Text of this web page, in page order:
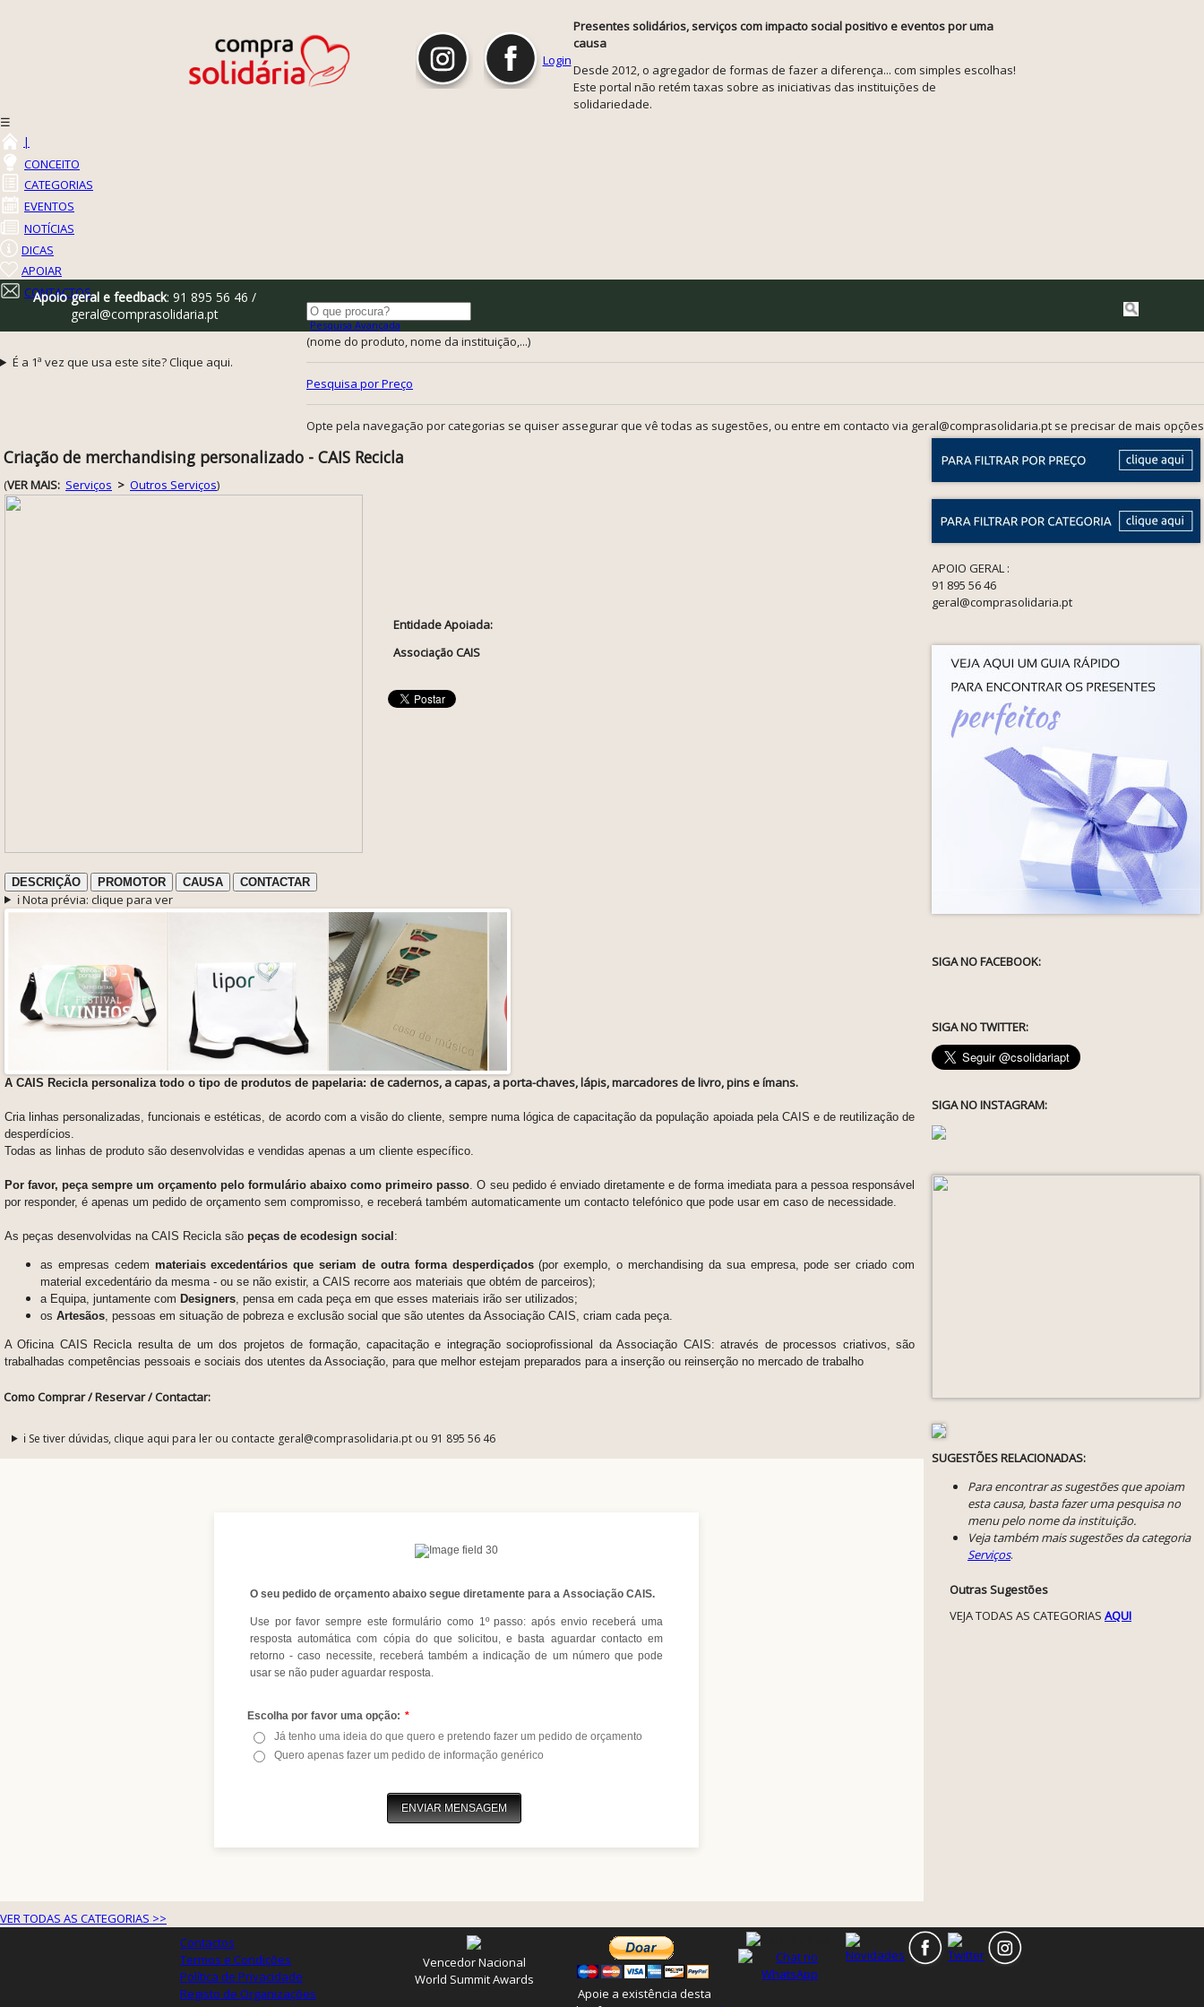
Login
Presentes solidários, serviços com impacto social positivo e eventos por uma
causa
Desde 2012, o agregador de formas de fazer a diferença... com simples escolhas!
Este portal não retém taxas sobre as iniciativas das instituições de
solidariedade.
☰
|
CONCEITO
CATEGORIAS
EVENTOS
NOTÍCIAS
DICAS
APOIAR
CONTACTOS
Pesquisa Avançada
(nome do produto, nome da instituição,...)
Pesquisa por Preço
Opte pela navegação por categorias se quiser assegurar que vê todas as sugestões, ou entre em contacto via geral@comprasolidaria.pt se precisar de mais opções
Apoio geral e feedback: 91 895 56 46 /
geral@comprasolidaria.pt
É a 1ª vez que usa este site? Clique aqui.
Criação de merchandising personalizado - CAIS Recicla
(VER MAIS: Serviços > Outros Serviços)
Entidade Apoiada:
Associação CAIS
DESCRIÇÃO PROMOTOR CAUSA CONTACTAR
ℹ️ Nota prévia: clique para ver
A CAIS Recicla personaliza todo o tipo de produtos de papelaria: de cadernos, a capas, a porta-chaves, lápis, marcadores de livro, pins e ímans.
Cria linhas personalizadas, funcionais e estéticas, de acordo com a visão do cliente, sempre numa lógica de capacitação da população apoiada pela CAIS e de reutilização de
desperdícios.
Todas as linhas de produto são desenvolvidas e vendidas apenas a um cliente específico.
Por favor, peça sempre um orçamento pelo formulário abaixo como primeiro passo . O seu pedido é enviado diretamente e de forma imediata para a pessoa responsável
por responder, é apenas um pedido de orçamento sem compromisso, e receberá também automaticamente um contacto telefónico que pode usar em caso de necessidade.
As peças desenvolvidas na CAIS Recicla são peças de ecodesign social:
as empresas cedem materiais excedentários que seriam de outra forma desperdiçados(por exemplo, o merchandising da sua empresa, pode ser criado com
material excedentário da mesma - ou se não existir, a CAIS recorre aos materiais que obtém de parceiros);
a Equipa, juntamente com Designers , pensa em cada peça em que esses materiais irão ser utilizados;
os Artesãos , pessoas em situação de pobreza e exclusão social que são utentes da Associação CAIS, criam cada peça.
A Oficina CAIS Recicla resulta de um dos projetos de formação, capacitação e integração socioprofissional da Associação CAIS: através de processos criativos, são
trabalhadas competências pessoais e sociais dos utentes da Associação, para que melhor estejam preparados para a inserção ou reinserção no mercado de trabalho
Como Comprar / Reservar / Contactar:
ℹ️ Se tiver dúvidas, clique aqui para ler ou contacte geral@comprasolidaria.pt ou 91 895 56 46
APOIO GERAL :
91 895 56 46
geral@comprasolidaria.pt
SIGA NO FACEBOOK:
SIGA NO TWITTER:
SIGA NO INSTAGRAM:
SUGESTÕES RELACIONADAS:
Para encontrar as sugestões que apoiam
esta causa, basta fazer uma pesquisa no
menu pelo nome da instituição.
Veja também mais sugestões da categoria
Serviços.
Outras Sugestões
VEJA TODAS AS CATEGORIAS AQUI
VER TODAS AS CATEGORIAS >>
Contactos
Termos e Condições
Política de Privacidade
Registo de Organizações
Vencedor Nacional
World Summit Awards
Apoie a existência desta